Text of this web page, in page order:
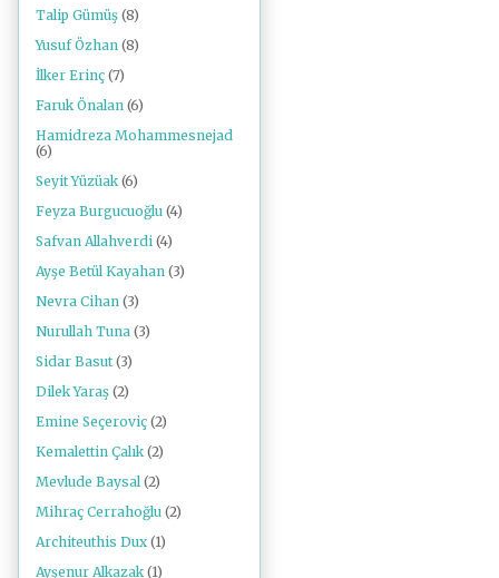
Talip Gümüş (8)
Yusuf Özhan (8)
İlker Erinç (7)
Faruk Önalan (6)
Hamidreza Mohammesnejad
(6)
Seyit Yüzüak (6)
Feyza Burgucuoğlu (4)
Safvan Allahverdi (4)
Ayşe Betül Kayahan (3)
Nevra Cihan (3)
Nurullah Tuna (3)
Sidar Basut (3)
Dilek Yaraş (2)
Emine Seçeroviç (2)
Kemalettin Çalık (2)
Mevlude Baysal (2)
Mihraç Cerrahoğlu (2)
Architeuthis Dux (1)
Ayşenur Alkazak (1)